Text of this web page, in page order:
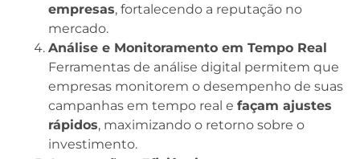
empresas, fortalecendo a reputação no
mercado.
Análise e Monitoramento em Tempo Real
Ferramentas de análise digital permitem que
empresas monitorem o desempenho de suas
campanhas em tempo real e façam ajustes
rápidos, maximizando o retorno sobre o
investimento.